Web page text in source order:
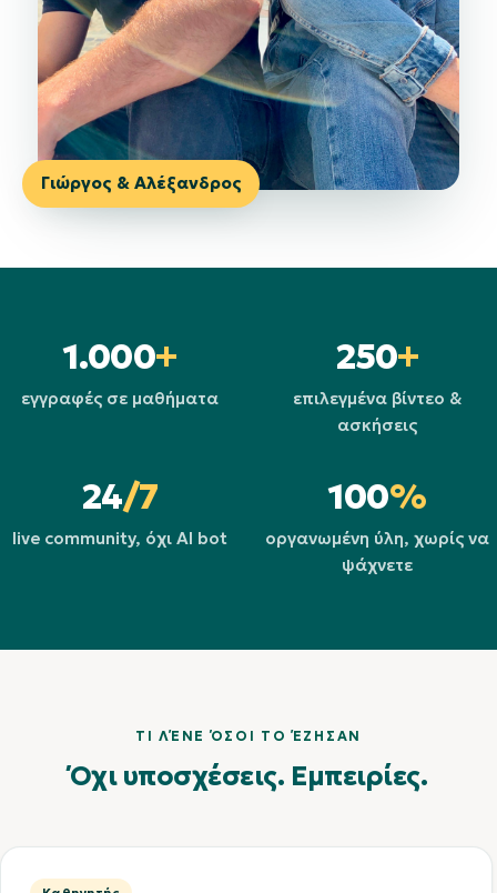
Γιώργος & Αλέξανδρος
1.000+
εγγραφές σε μαθήματα
250+
επιλεγμένα βίντεο &
ασκήσεις
24/7
live community, όχι AI bot
100%
οργανωμένη ύλη, χωρίς να
ψάχνετε
ΤΙ ΛΈΝΕ ΌΣΟΙ ΤΟ ΈΖΗΣΑΝ
Όχι υποσχέσεις. Εμπειρίες.